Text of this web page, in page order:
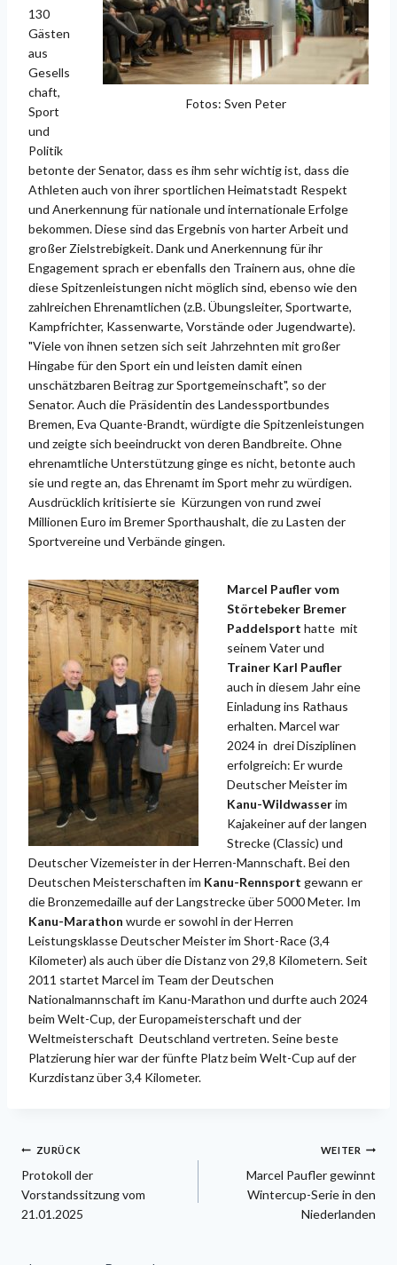
Fotos: Sven Peter
130
Gästen
aus
Gesells
chaft,
Sport
und
Politik
betonte der Senator, dass es ihm sehr wichtig ist, dass die
Athleten auch von ihrer sportlichen Heimatstadt Respekt
und Anerkennung für nationale und internationale Erfolge
bekommen. Diese sind das Ergebnis von harter Arbeit und
großer Zielstrebigkeit. Dank und Anerkennung für ihr
Engagement sprach er ebenfalls den Trainern aus, ohne die
diese Spitzenleistungen nicht möglich sind, ebenso wie den
zahlreichen Ehrenamtlichen (z.B. Übungsleiter, Sportwarte,
Kampfrichter, Kassenwarte, Vorstände oder Jugendwarte).
"Viele von ihnen setzen sich seit Jahrzehnten mit großer
Hingabe für den Sport ein und leisten damit einen
unschätzbaren Beitrag zur Sportgemeinschaft", so der
Senator. Auch die Präsidentin des Landessportbundes
Bremen, Eva Quante-Brandt, würdigte die Spitzenleistungen
und zeigte sich beeindruckt von deren Bandbreite. Ohne
ehrenamtliche Unterstützung ginge es nicht, betonte auch
sie und regte an, das Ehrenamt im Sport mehr zu würdigen.
Ausdrücklich kritisierte sie Kürzungen von rund zwei
Millionen Euro im Bremer Sporthaushalt, die zu Lasten der
Sportvereine und Verbände gingen.
Marcel Paufler vom
Störtebeker Bremer
Paddelsport hatte mit
seinem Vater und
Trainer Karl Paufler
auch in diesem Jahr eine
Einladung ins Rathaus
erhalten. Marcel war
2024 in drei Disziplinen
erfolgreich: Er wurde
Deutscher Meister im
Kanu-Wildwasserim
Kajakeiner auf der langen
Strecke (Classic) und
Deutscher Vizemeister in der Herren-Mannschaft. Bei den
Deutschen Meisterschaften im Kanu-Rennsport gewann er
die Bronzemedaille auf der Langstrecke über 5000 Meter. Im
Kanu-Marathon wurde er sowohl in der Herren
Leistungsklasse Deutscher Meister im Short-Race (3,4
Kilometer) als auch über die Distanz von 29,8 Kilometern. Seit
2011 startet Marcel im Team der Deutschen
Nationalmannschaft im Kanu-Marathon und durfte auch 2024
beim Welt-Cup, der Europameisterschaft und der
Weltmeisterschaft Deutschland vertreten. Seine beste
Platzierung hier war der fünfte Platz beim Welt-Cup auf der
Kurzdistanz über 3,4 Kilometer.
Beitragsnavigation
ZURÜCK
Protokoll der
Vorstandssitzung vom
21.01.2025
WEITER
Marcel Paufler gewinnt
Wintercup-Serie in den
Niederlanden